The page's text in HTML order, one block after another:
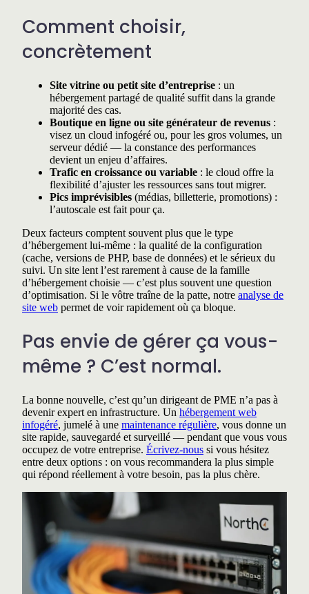
Comment choisir,
concrètement
Site vitrine ou petit site d’entreprise : un
hébergement partagé de qualité suffit dans la grande
majorité des cas.
Boutique en ligne ou site générateur de revenus :
visez un cloud infogéré ou, pour les gros volumes, un
serveur dédié — la constance des performances
devient un enjeu d’affaires.
Trafic en croissance ou variable : le cloud offre la
flexibilité d’ajuster les ressources sans tout migrer.
Pics imprévisibles (médias, billetterie, promotions) :
l’autoscale est fait pour ça.
Deux facteurs comptent souvent plus que le type
d’hébergement lui-même : la qualité de la configuration
(cache, versions de PHP, base de données) et le sérieux du
suivi. Un site lent l’est rarement à cause de la famille
d’hébergement choisie — c’est plus souvent une question
d’optimisation. Si le vôtre traîne de la patte, notre analyse de
site web permet de voir rapidement où ça bloque.
Pas envie de gérer ça vous-
même ? C’est normal.
La bonne nouvelle, c’est qu’un dirigeant de PME n’a pas à
devenir expert en infrastructure. Un hébergement web
infogéré, jumelé à une maintenance régulière, vous donne un
site rapide, sauvegardé et surveillé — pendant que vous vous
occupez de votre entreprise. Écrivez-nous si vous hésitez
entre deux options : on vous recommandera la plus simple
qui répond réellement à votre besoin, pas la plus chère.